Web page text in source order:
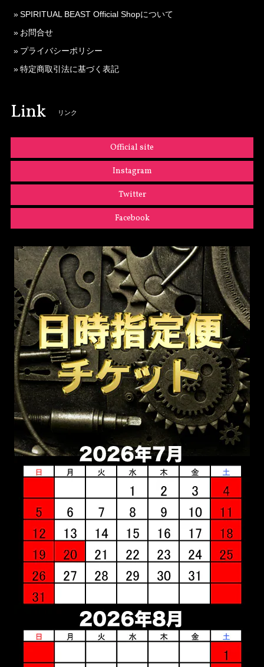
SPIRITUAL BEAST Official Shopについて
お問合せ
プライバシーポリシー
特定商取引法に基づく表記
Link リンク
Official site
Instagram
Twitter
Facebook